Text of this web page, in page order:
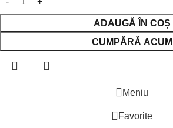
ADAUGĂ ÎN COȘ
CUMPĂRĂ ACUM
Meniu
Favorite